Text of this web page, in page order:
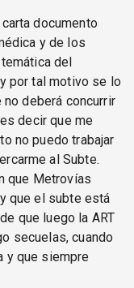
documento
y de los
del
por tal motivo se lo
deberá concurrir
decir que me
no puedo trabajar
al Subte.
que Metrovías
que el subte está
que luego la ART
secuelas, cuando
y que siempre